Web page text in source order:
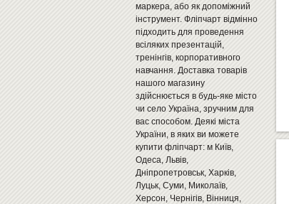
маркера, або як допоміжний
інструмент. Фліпчарт відмінно
підходить для проведення
всіляких презентацій,
тренінгів, корпоративного
навчання. Доставка товарів
нашого магазину
здійснюється в будь-яке місто
чи село Україна, зручним для
вас способом. Деякі міста
України, в яких ви можете
купити фліпчарт: м Київ,
Одеса, Львів,
Дніпропетровськ, Харків,
Луцьк, Суми, Миколаїв,
Херсон, Чернігів, Вінниця,